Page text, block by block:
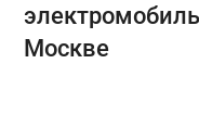
Москве